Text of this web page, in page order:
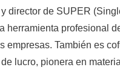
director de SUPER
herramienta profesional
empresas. También es
lucro, pionera en